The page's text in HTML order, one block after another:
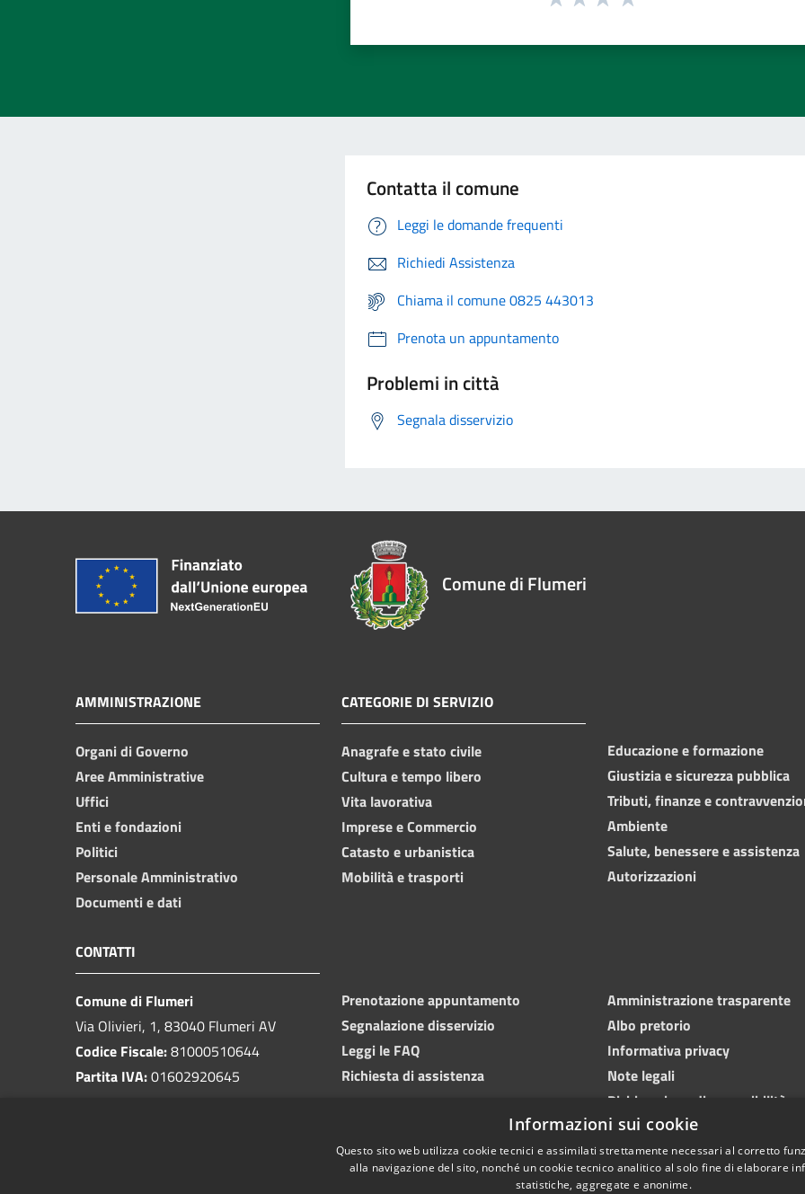
Contatta il comune
Leggi le domande frequenti
Richiedi Assistenza
Chiama il comune 0825 443013
Prenota un appuntamento
Problemi in città
Segnala disservizio
Comune di Flumeri
AMMINISTRAZIONE
Organi di Governo
Aree Amministrative
Uffici
Enti e fondazioni
Politici
Personale Amministrativo
Documenti e dati
CATEGORIE DI SERVIZIO
Anagrafe e stato civile
Cultura e tempo libero
Vita lavorativa
Imprese e Commercio
Catasto e urbanistica
Mobilità e trasporti
Educazione e formazione
Giustizia e sicurezza pubblica
Tributi, finanze e
Ambiente
Salute, benessere e assistenza
Autorizzazioni
CONTATTI
Comune di Flumeri
Via Olivieri, 1, 83040 Flumeri AV
Codice Fiscale:81000510644
Partita IVA:01602920645
Prenotazione appuntamento
Segnalazione disservizio
Leggi le FAQ
Richiesta di assistenza
Amministrazione trasparente
Albo pretorio
Informativa privacy
Note legali
Dichiarazione di accessibilità
Informazioni sui cookie
Questo sito web utilizza cookie tecnici e assimilati strettamente necessari al corretto
alla navigazione del sito, nonché un cookie tecnico analitico al solo fine di elaborare
statistiche, aggregate e anonime.